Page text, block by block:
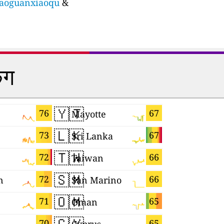
&
76
73
72
72
71
🇾🇹 67
Mayotte
🇱🇰 67
Sri Lanka
🇹🇼 66
Taiwan
🇸🇲 66
San Marino
🇴🇲 65
Oman